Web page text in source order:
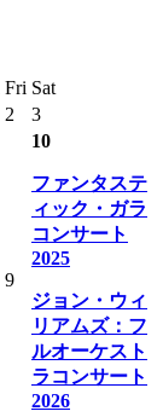
Fri Sat
2 3
9
10
ファンタステ
ィック・ガラ
コンサート
2025
ジョン・ウィ
リアムズ：フ
ルオーケスト
ラコンサート
2026